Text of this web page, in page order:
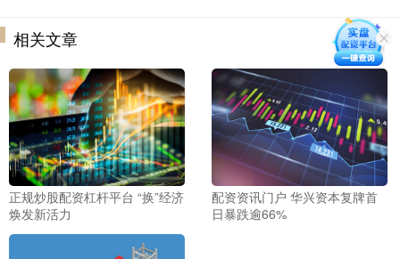
相关文章
正规炒股配资杠杆平台 “换”经济
焕发新活力
配资资讯门户 华兴资本复牌首
日暴跌逾66%